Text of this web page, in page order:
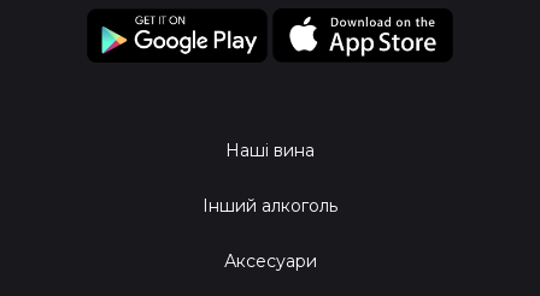
Наші вина
Інший алкоголь
Аксесуари